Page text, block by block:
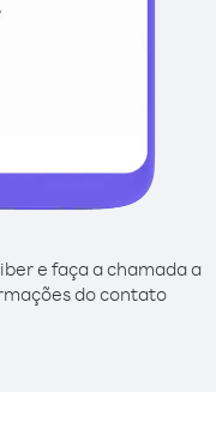
e faça a chamada a
do contato